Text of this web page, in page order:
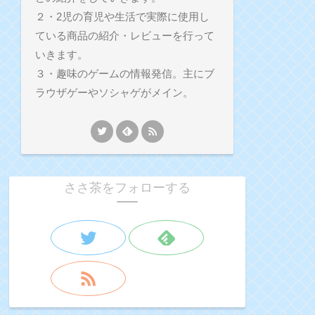
２・2児の育児や生活で実際に使用し
ている商品の紹介・レビューを行って
いきます。
３・趣味のゲームの情報発信。主にブ
ラウザゲーやソシャゲがメイン。
ささ茶をフォローする